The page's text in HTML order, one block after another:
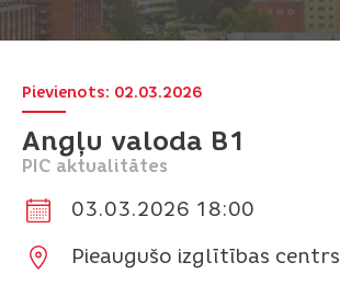
Angļu valoda B1
Pievienots: 02.03.2026
PIC aktualitātes
03.03.2026 18:00
Pieaugušo izglītības centrs